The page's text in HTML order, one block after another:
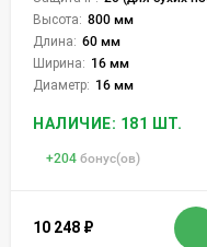
Высота: 800 мм
Длина: 60 мм
Ширина: 16 мм
Диаметр: 16 мм
НАЛИЧИЕ: 181 ШТ.
+204 бонус(ов)
10 248 ₽